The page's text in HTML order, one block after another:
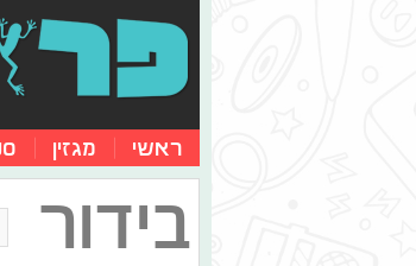
ראשי מגזין
בידור